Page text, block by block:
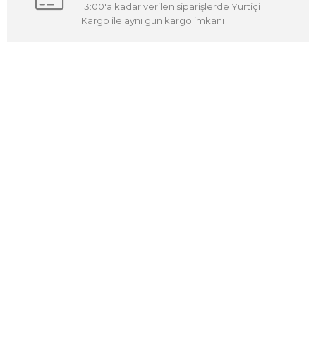
13:00'a kadar verilen siparişlerde Yurtiçi
Kargo ile aynı gün kargo imkanı